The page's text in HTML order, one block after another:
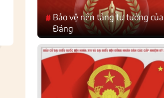
#Bảo vệ nền tảng tư tưởng của
Đảng